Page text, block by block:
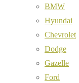
BMW
Hyundai
Chevrolet
Dodge
Gazelle
Ford